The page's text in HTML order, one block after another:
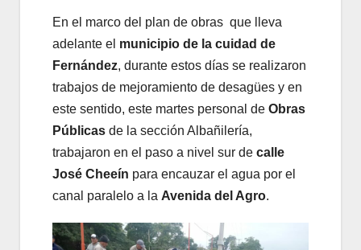
En el marco del plan de obras que lleva
adelante el municipio de la cuidad de
Fernández, durante estos días se realizaron
trabajos de mejoramiento de desagües y en
este sentido, este martes personal de Obras
Públicas de la sección Albañilería,
trabajaron en el paso a nivel sur de calle
José Cheeín para encauzar el agua por el
canal paralelo a la Avenida del Agro.